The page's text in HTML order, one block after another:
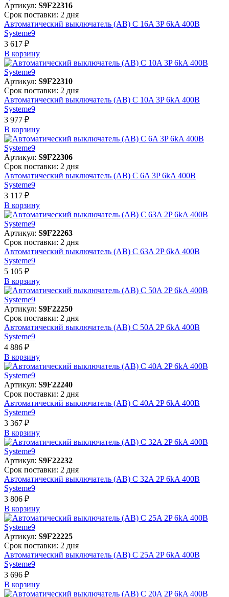
Артикул: S9F22316
Срок поставки: 2 дня
Автоматический выключатель (АВ) C 16A 3P 6kA 400В
Systeme9
3 617 ₽
В корзинy
Артикул: S9F22310
Срок поставки: 2 дня
Автоматический выключатель (АВ) C 10A 3P 6kA 400В
Systeme9
3 977 ₽
В корзинy
Артикул: S9F22306
Срок поставки: 2 дня
Автоматический выключатель (АВ) C 6A 3P 6kA 400В
Systeme9
3 117 ₽
В корзинy
Артикул: S9F22263
Срок поставки: 2 дня
Автоматический выключатель (АВ) C 63A 2P 6kA 400В
Systeme9
5 105 ₽
В корзинy
Артикул: S9F22250
Срок поставки: 2 дня
Автоматический выключатель (АВ) C 50A 2P 6kA 400В
Systeme9
4 886 ₽
В корзинy
Артикул: S9F22240
Срок поставки: 2 дня
Автоматический выключатель (АВ) C 40A 2P 6kA 400В
Systeme9
3 367 ₽
В корзинy
Артикул: S9F22232
Срок поставки: 2 дня
Автоматический выключатель (АВ) C 32A 2P 6kA 400В
Systeme9
3 806 ₽
В корзинy
Артикул: S9F22225
Срок поставки: 2 дня
Автоматический выключатель (АВ) C 25A 2P 6kA 400В
Systeme9
3 696 ₽
В корзинy